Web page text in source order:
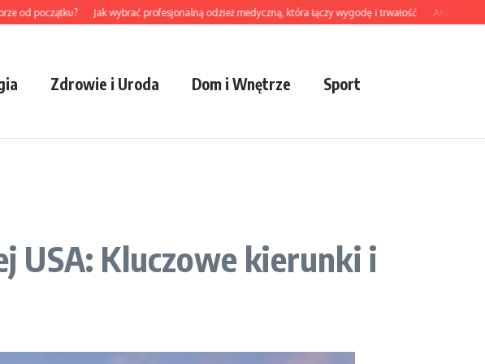
Jak wybrać profesjonalną odzież medyczną, która łączy wygodę i trwałość Angielski dla
Zdrowie i Uroda Dom i Wnętrze Sport
USA: Kluczowe kierunki i